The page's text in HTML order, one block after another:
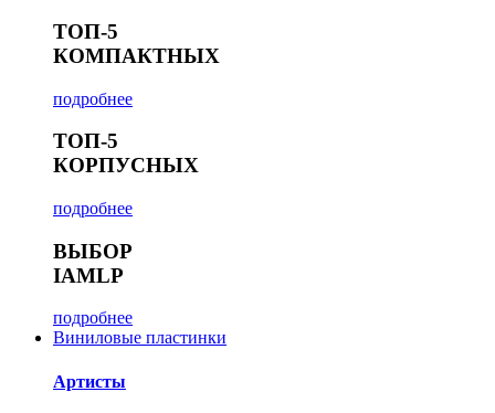
ТОП-5
КОМПАКТНЫХ
подробнее
ТОП-5
КОРПУСНЫХ
подробнее
ВЫБОР
IAMLP
подробнее
Виниловые пластинки
Артисты